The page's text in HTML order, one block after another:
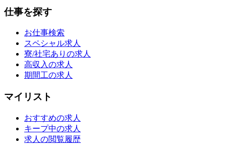
仕事を探す
お仕事検索
スペシャル求人
寮/社宅ありの求人
高収入の求人
期間工の求人
マイリスト
おすすめの求人
キープ中の求人
求人の閲覧履歴